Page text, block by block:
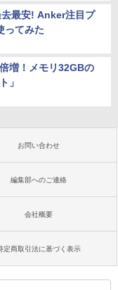
最安! Anker注目プ
ってみた
増！メモリ32GBの
」
お問い合わせ
編集部へのご連絡
会社概要
定商取引法に基づく表示